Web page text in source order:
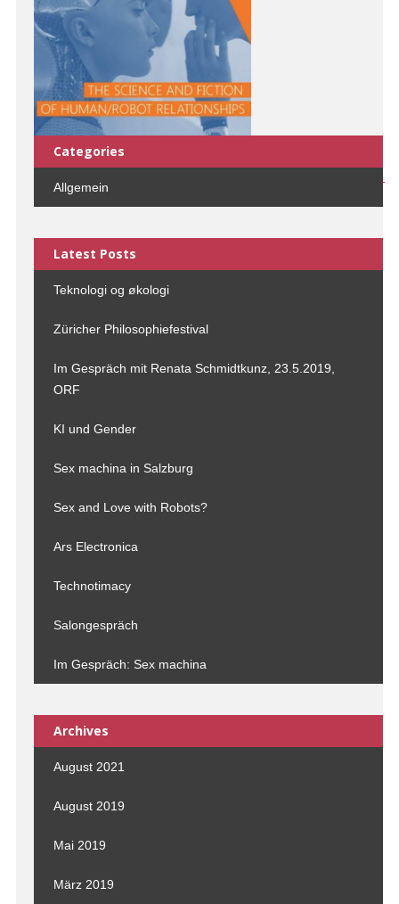
Categories
Allgemein
Latest Posts
Teknologi og økologi
Züricher Philosophiefestival
Im Gespräch mit Renata Schmidtkunz, 23.5.2019,
ORF
KI und Gender
Sex machina in Salzburg
Sex and Love with Robots?
Ars Electronica
Technotimacy
Salongespräch
Im Gespräch: Sex machina
Archives
August 2021
August 2019
Mai 2019
März 2019